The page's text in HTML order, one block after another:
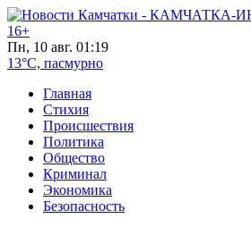
16+
Пн, 10 авг. 01:19
13°C, пасмурно
Главная
Стихия
Происшествия
Политика
Общество
Криминал
Экономика
Безопасность